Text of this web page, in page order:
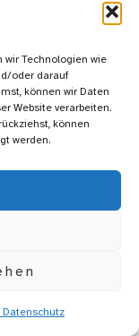
wir Technologien wie
oder darauf
können wir Daten
Website verarbeiten.
können
werden.